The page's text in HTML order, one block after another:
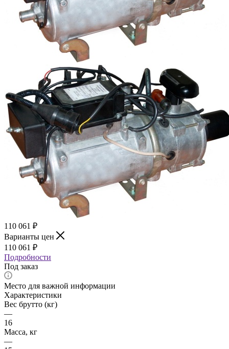
110 061 ₽
Варианты цен
110 061 ₽
Подробности
Под заказ
Место для важной информации
Характеристики
Вес брутто (кг)
—
16
Масса, кг
—